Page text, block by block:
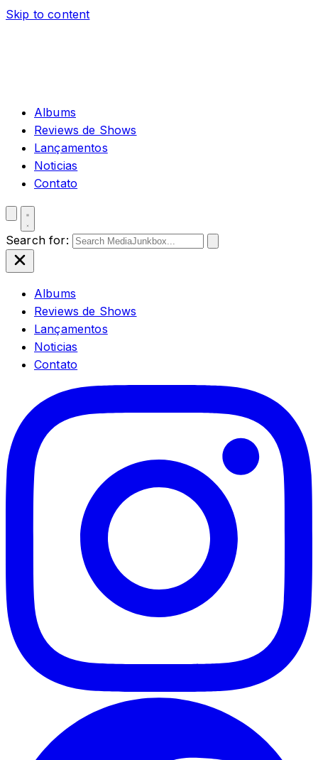
Skip to content
Albums
Reviews de Shows
Lançamentos
Noticias
Contato
Search for:
Albums
Reviews de Shows
Lançamentos
Noticias
Contato